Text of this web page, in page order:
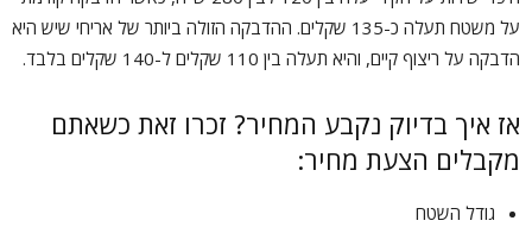
על משטח תעלה כ-135 שקלים. ההדבקה הזולה ביותר של אריחי שיש היא
הדבקה על ריצוף קיים, והיא תעלה בין 110 שקלים ל-140 שקלים בלבד.
אז איך בדיוק נקבע המחיר? זכרו זאת כשאתם
מקבלים הצעת מחיר:
גודל השטח